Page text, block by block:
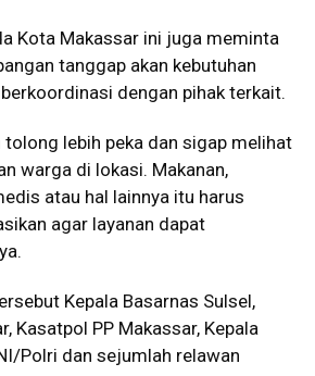
Kota Makassar ini juga meminta
tanggap akan kebutuhan
dengan pihak terkait.
tolong lebih peka dan sigap melihat
warga di lokasi. Makanan,
atau hal lainnya itu harus
agar layanan dapat
Kepala Basarnas Sulsel,
Kasatpol PP Makassar, Kepala
Polri dan sejumlah relawan